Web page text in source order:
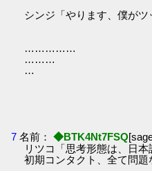
シンジ「やります、僕がツ
……………
………
…
7 名前： ◆BTK4Nt7FSQ
リツコ「思考形態は、日本
初期コンタクト、全て問題